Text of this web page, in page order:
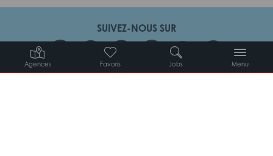
Agences Favoris Jobs Menu
SUIVEZ-NOUS SUR